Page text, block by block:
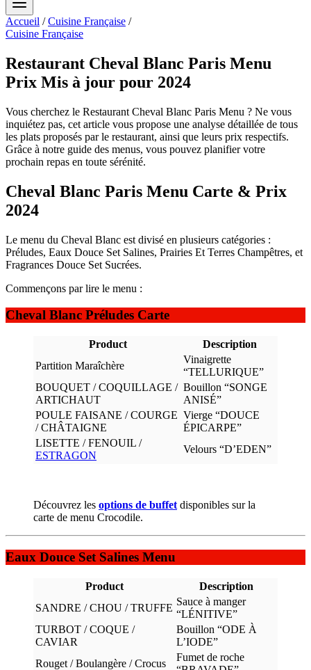
Accueil / Cuisine Française /
Cuisine Française
Restaurant Cheval Blanc Paris Menu
Prix Mis à jour pour 2024
Vous cherchez le Restaurant Cheval Blanc Paris Menu ? Ne vous
inquiétez pas, cet article vous propose une analyse détaillée de tous
les plats proposés par le restaurant, ainsi que leurs prix respectifs.
Grâce à notre guide des menus, vous pouvez planifier votre
prochain repas en toute sérénité.
Cheval Blanc Paris Menu Carte & Prix
2024
Le menu du Cheval Blanc est divisé en plusieurs catégories :
Préludes, Eaux Douce Set Salines, Prairies Et Terres Champêtres, et
Fragrances Douce Set Sucrées.
Commençons par lire le menu :
Cheval Blanc Préludes Carte
Product
Description
Partition Maraîchère
Vinaigrette
“TELLURIQUE”
BOUQUET / COQUILLAGE /
ARTICHAUT
Bouillon “SONGE
ANISÉ”
POULE FAISANE / COURGE
/ CHÂTAIGNE
Vierge “DOUCE
ÉPICARPE”
LISETTE / FENOUIL /
ESTRAGON
Velours “D’EDEN”
Découvrez les options de buffet disponibles sur la
carte de menu Crocodile.
Eaux Douce Set Salines Menu
Product
Description
SANDRE / CHOU / TRUFFE
Sauce à manger
“LÉNITIVE”
TURBOT / COQUE /
CAVIAR
Bouillon “ODE À
L’IODE”
Rouget / Boulangère / Crocus
Fumet de roche